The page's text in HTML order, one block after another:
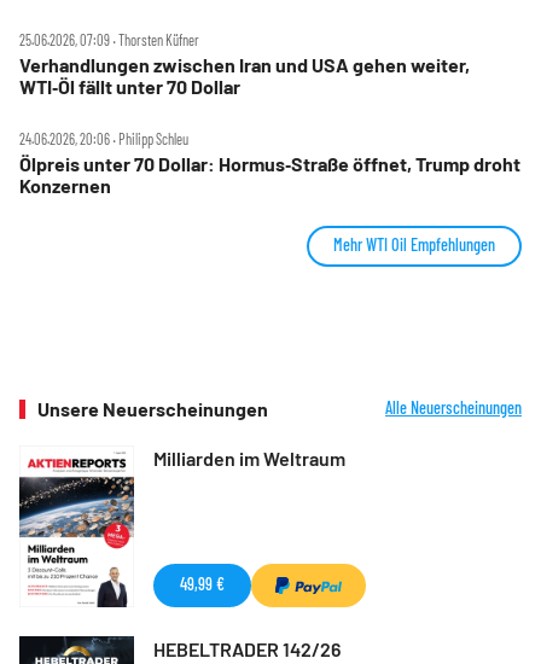
25.06.2026, 07:09 ‧ Thorsten Küfner
Verhandlungen zwischen Iran und USA gehen weiter,
WTI‑Öl fällt unter 70 Dollar
24.06.2026, 20:06 ‧ Philipp Schleu
Ölpreis unter 70 Dollar: Hormus‑Straße öffnet, Trump droht
Konzernen
Mehr WTI Oil Empfehlungen
Unsere Neuerscheinungen Alle Neuerscheinungen
Milliarden im Weltraum
49,99 €
HEBELTRADER 142/26